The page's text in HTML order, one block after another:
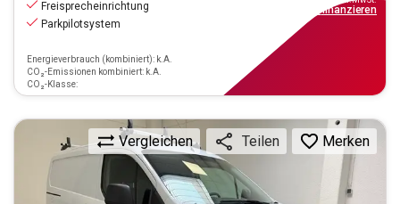
Freisprecheinrichtung
Parkpilotsystem
Energieverbrauch (kombiniert): k.A.
CO₂-Emissionen kombiniert: k.A.
CO₂-Klasse:
finanzieren
Vergleichen Teilen Merken